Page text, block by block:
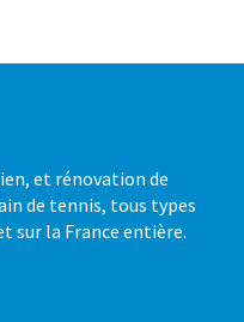
et rénovation de
de tennis, tous types
sur la France entière.